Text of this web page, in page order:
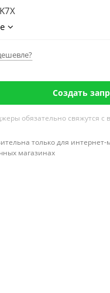
Создать
обязательно свяжутся с
только для
магазинах